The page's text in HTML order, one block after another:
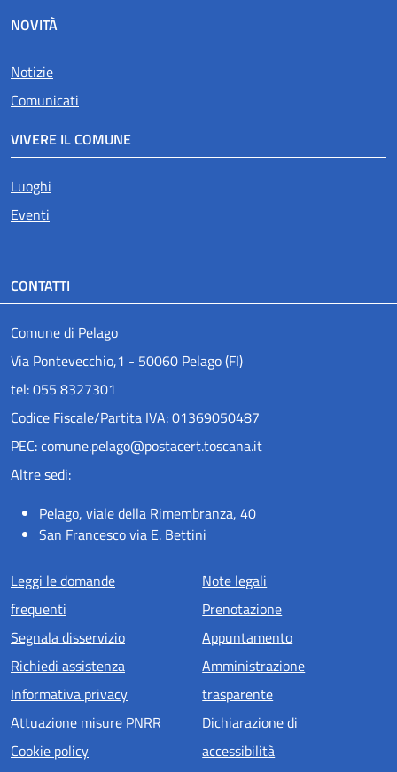
NOVITÀ
Notizie
Comunicati
VIVERE IL COMUNE
Luoghi
Eventi
CONTATTI
Comune di Pelago
Via Pontevecchio,1 - 50060 Pelago (FI)
tel: 055 8327301
Codice Fiscale/Partita IVA: 01369050487
PEC: comune.pelago@postacert.toscana.it
Altre sedi:
Pelago, viale della Rimembranza, 40
San Francesco via E. Bettini
Menu piè di pagina
Leggi le domande
frequenti
Segnala disservizio
Richiedi assistenza
Informativa privacy
Attuazione misure PNRR
Cookie policy
Note legali
Prenotazione
Appuntamento
Amministrazione
trasparente
Dichiarazione di
accessibilità